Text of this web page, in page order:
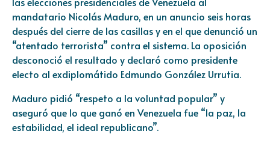
mandatario Nicolás Maduro, en un anuncio seis horas
después del cierre de las casillas y en el que denunció un
“atentado terrorista” contra el sistema. La oposición
desconoció el resultado y declaró como presidente
electo al exdiplomátido Edmundo González Urrutia.
Maduro pidió “respeto a la voluntad popular” y
aseguró que lo que ganó en Venezuela fue “la paz, la
estabilidad, el ideal republicano”.